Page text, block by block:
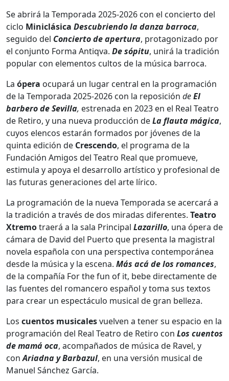
Se abrirá la Temporada 2025-2026 con el concierto del
ciclo Miniclásica Descubriendo la danza barroca,
seguido del Concierto de apertura, protagonizado por
el conjunto Forma Antiqva. De sópitu, unirá la tradición
popular con elementos cultos de la música barroca.
La ópera ocupará un lugar central en la programación
de la Temporada 2025-2026 con la reposición deEl
barbero de Sevilla, estrenada en 2023 en el Real Teatro
de Retiro, y una nueva producción deLa flauta mágica,
cuyos elencos estarán formados por jóvenes de la
quinta edición de Crescendo, el programa de la
Fundación Amigos del Teatro Real que promueve,
estimula y apoya el desarrollo artístico y profesional de
las futuras generaciones del arte lírico.
La programación de la nueva Temporada se acercará a
la tradición a través de dos miradas diferentes. Teatro
Xtremotraerá a la sala Principal Lazarillo, una ópera de
cámara de David del Puerto que presenta la magistral
novela española con una perspectiva contemporánea
desde la música y la escena. Más acá de los romances,
de la compañía For the fun of it, bebe directamente de
las fuentes del romancero español y toma sus textos
para crear un espectáculo musical de gran belleza.
Los cuentos musicalesvuelven a tener su espacio en la
programación del Real Teatro de Retiro con Los cuentos
de mamá oca, acompañados de música de Ravel, y
conAriadna y Barbazul, en una versión musical de
Manuel Sánchez García.